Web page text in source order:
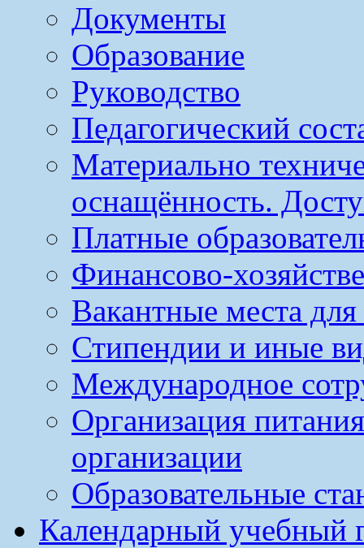
Документы
Образование
Руководство
Педагогический
Материально
оснащённость.
Платные
Финансово-
Вакантные места
Стипендии и иные
Международное
Организация
организации
Образовательные
Календарный учебный